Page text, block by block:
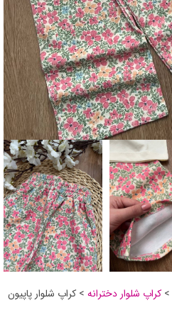
> کراپ شلوار دخترانه > کراپ شلوار پاپیون